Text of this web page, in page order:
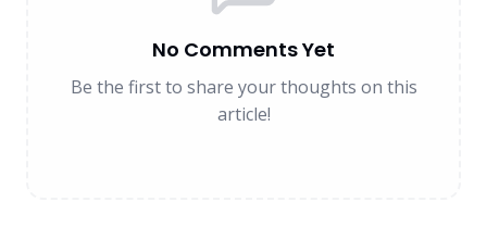
No Comments Yet
Be the first to share your thoughts on this
article!